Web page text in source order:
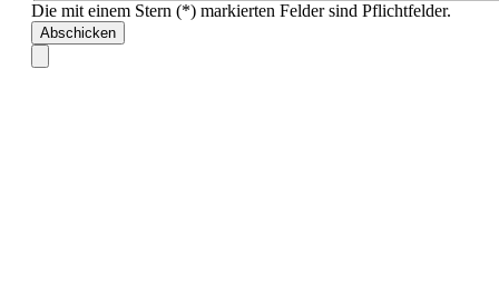
Die mit einem Stern (*) markierten Felder sind Pflichtfelder.
Abschicken